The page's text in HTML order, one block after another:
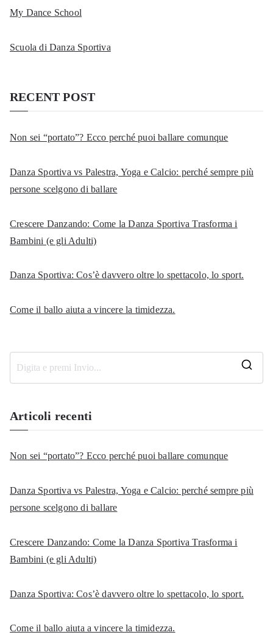
My Dance School
Scuola di Danza Sportiva
RECENT POST
Non sei “portato”? Ecco perché puoi ballare comunque
Danza Sportiva vs Palestra, Yoga e Calcio: perché sempre più
persone scelgono di ballare
Crescere Danzando: Come la Danza Sportiva Trasforma i
Bambini (e gli Adulti)
Danza Sportiva: Cos’è davvero oltre lo spettacolo, lo sport.
Come il ballo aiuta a vincere la timidezza.
Articoli recenti
Non sei “portato”? Ecco perché puoi ballare comunque
Danza Sportiva vs Palestra, Yoga e Calcio: perché sempre più
persone scelgono di ballare
Crescere Danzando: Come la Danza Sportiva Trasforma i
Bambini (e gli Adulti)
Danza Sportiva: Cos’è davvero oltre lo spettacolo, lo sport.
Come il ballo aiuta a vincere la timidezza.